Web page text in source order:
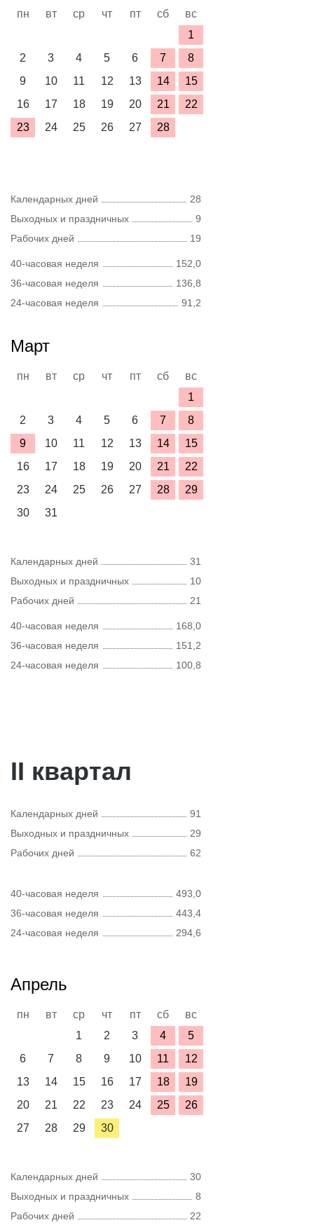
пн вт ср чт пт сб
вс
1
2
3 4 5 6 7
8
9
10 11 12 13 14
15
16
17 18 19 20 21
22
23
24 25 26 27 28
Календарных дней
28
Выходных и праздничных
9
Рабочих дней
19
40-часовая неделя
152,0
36-часовая неделя
136,8
24-часовая неделя
91,2
Март
пн вт ср чт пт сб
вс
1
2
3 4 5 6 7
8
9
10 11 12 13 14
15
16
17 18 19 20 21
22
23
24 25 26 27 28
29
30
31
Календарных дней
31
Выходных и праздничных
10
Рабочих дней
21
40-часовая неделя
168,0
36-часовая неделя
151,2
24-часовая неделя
100,8
II квартал
Календарных дней
91
Выходных и праздничных
29
Рабочих дней
62
40-часовая неделя
493,0
36-часовая неделя
443,4
24-часовая неделя
294,6
Апрель
пн вт ср чт пт сб
вс
1
2 3 4
5
6
7 8 9 10 11
12
13
14 15 16 17 18
19
20
21 22 23 24 25
26
27
28 29 30
Календарных дней
30
Выходных и праздничных
8
Рабочих дней
22